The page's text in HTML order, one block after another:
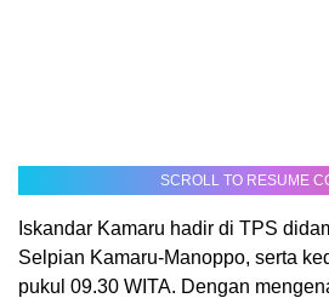
SCROLL TO RESUME
Iskandar Kamaru hadir di TPS
Selpian Kamaru-Manoppo, serta
pukul 09.30 WITA. Dengan